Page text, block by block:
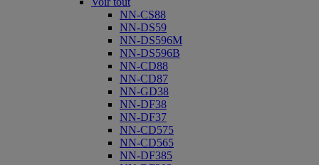
NN-CS88
NN-DS59
NN-DS596M
NN-DS596B
NN-CD88
NN-CD87
NN-GD38
NN-DF38
NN-DF37
NN-CD575
NN-CD565
NN-DF385